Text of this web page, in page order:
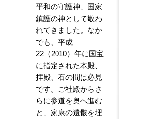
平和の守護神、国家
鎮護の神として敬わ
れてきました。なか
でも、平成
22（2010）年に国宝
に指定された本殿、
拝殿、石の間は必見
です。ご社殿からさ
らに参道を奥へ進む
と、家康の遺骸を埋